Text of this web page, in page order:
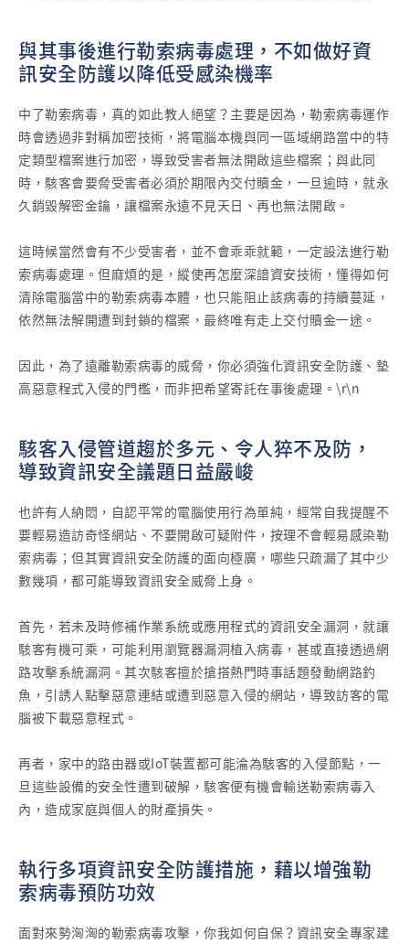
與其事後進行勒索病毒處理，不如做好資
訊安全防護以降低受感染機率
中了勒索病毒，真的如此教人絕望？主要是因為，勒索病毒運作
時會透過非對稱加密技術，將電腦本機與同一區域網路當中的特
定類型檔案進行加密，導致受害者無法開啟這些檔案；與此同
時，駭客會要脅受害者必須於期限內交付贖金，一旦逾時，就永
久銷毀解密金鑰，讓檔案永遠不見天日、再也無法開啟。
這時候當然會有不少受害者，並不會乖乖就範，一定設法進行勒
索病毒處理。但麻煩的是，縱使再怎麼深諳資安技術，懂得如何
清除電腦當中的勒索病毒本體，也只能阻止該病毒的持續蔓延，
依然無法解開遭到封鎖的檔案，最終唯有走上交付贖金一途。
因此，為了遠離勒索病毒的威脅，你必須強化資訊安全防護、墊
高惡意程式入侵的門檻，而非把希望寄託在事後處理。\r\n
駭客入侵管道趨於多元、令人猝不及防，
導致資訊安全議題日益嚴峻
也許有人納悶，自認平常的電腦使用行為單純，經常自我提醒不
要輕易造訪奇怪網站、不要開啟可疑附件，按理不會輕易感染勒
索病毒；但其實資訊安全防護的面向極廣，哪些只疏漏了其中少
數幾項，都可能導致資訊安全威脅上身。
首先，若未及時修補作業系統或應用程式的資訊安全漏洞，就讓
駭客有機可乘，可能利用瀏覽器漏洞植入病毒，甚或直接透過網
路攻擊系統漏洞。其次駭客擅於搶搭熱門時事話題發動網路釣
魚，引誘人點擊惡意連結或遭到惡意入侵的網站，導致訪客的電
腦被下載惡意程式。
再者，家中的路由器或IoT裝置都可能淪為駭客的入侵節點，一
旦這些設備的安全性遭到破解，駭客便有機會輸送勒索病毒入
內，造成家庭與個人的財產損失。
執行多項資訊安全防護措施，藉以增強勒
索病毒預防功效
面對來勢洶洶的勒索病毒攻擊，你我如何自保？資訊安全專家建